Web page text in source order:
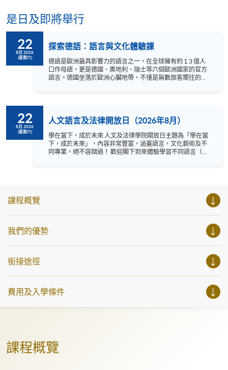
是日及即將舉行
22
8月 2026
(星期六)
探索德語：語言與文化體驗課
德語是歐洲最具影響力的語言之一，在全球擁有約 1.3 億人
口作母語，更是德國、奧地利、瑞士等六個歐洲國家的官方
語言。德國坐落於歐洲心臟地帶，不僅是無數旅客嚮往的旅
鋪路，切勿錯過這次的免費體驗課程！我們的資深母語導師
將帶領您輕鬆掌握德語入門要訣，在互動中感受德語文化的
獨特魅力，助您輕鬆建立穩固的語感基礎。名額有限，立即
報名，開啟您的德語學習之旅！ 語言 ：德語及英語
Instagram:
22
8月 2026
(星期六)
人文語言及法律開放日（2026年8月）
學在當下，成於未來 人文及法律學院開放日主題為「學在當
下，成於未來」，內容非常豐富，涵蓋語言，文化藝術及不
同專業，絕不容錯過！ 歡迎閣下到來體驗學習不同語言（包
坊、體驗課堂和豐富資訊講座。萬勿錯過是次活動，記得把
圖！
課程概覽
我們的優勢
銜接途徑
費用及入學條件
課程概覽